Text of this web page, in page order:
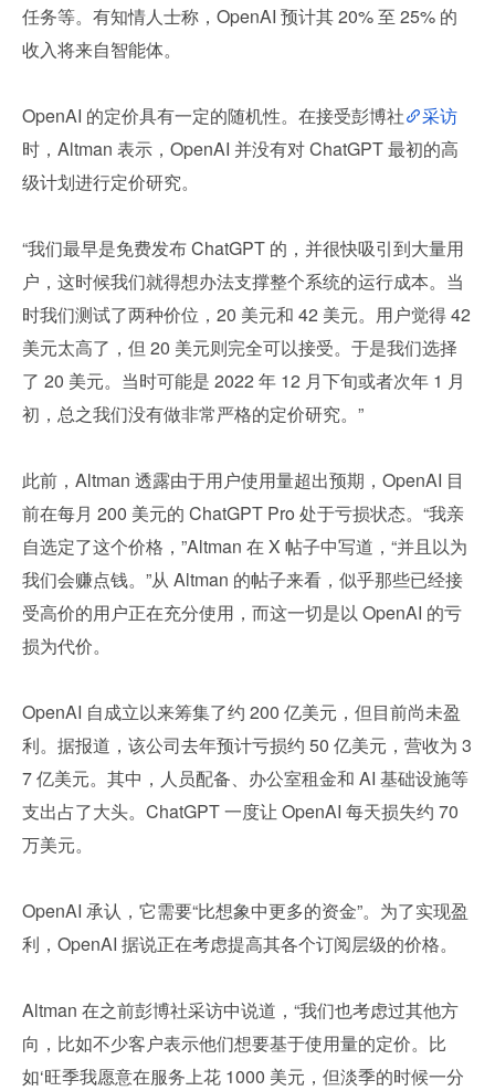
任务等。有知情人士称，OpenAI 预计其 20% 至 25% 的
收入将来自智能体。
OpenAI 的定价具有一定的随机性。在接受彭博社
采访
时，Altman 表示，OpenAI 并没有对 ChatGPT 最初的高
级计划进行定价研究。
“我们最早是免费发布 ChatGPT 的，并很快吸引到大量用
户，这时候我们就得想办法支撑整个系统的运行成本。当
时我们测试了两种价位，20 美元和 42 美元。用户觉得 42
美元太高了，但 20 美元则完全可以接受。于是我们选择
了 20 美元。当时可能是 2022 年 12 月下旬或者次年 1 月
初，总之我们没有做非常严格的定价研究。”
此前，Altman 透露由于用户使用量超出预期，OpenAI 目
前在每月 200 美元的 ChatGPT Pro 处于亏损状态。“我亲
自选定了这个价格，”Altman 在 X 帖子中写道，“并且以为
我们会赚点钱。”从 Altman 的帖子来看，似乎那些已经接
受高价的用户正在充分使用，而这一切是以 OpenAI 的亏
损为代价。
OpenAI 自成立以来筹集了约 200 亿美元，但目前尚未盈
利。据报道，该公司去年预计亏损约 50 亿美元，营收为 3
7 亿美元。其中，人员配备、办公室租金和 AI 基础设施等
支出占了大头。ChatGPT 一度让 OpenAI 每天损失约 70
万美元。
OpenAI 承认，它需要“比想象中更多的资金”。为了实现盈
利，OpenAI 据说正在考虑提高其各个订阅层级的价格。
Altman 在之前彭博社采访中说道，“我们也考虑过其他方
向，比如不少客户表示他们想要基于使用量的定价。比
如‘旺季我愿意在服务上花 1000 美元，但淡季的时候一分